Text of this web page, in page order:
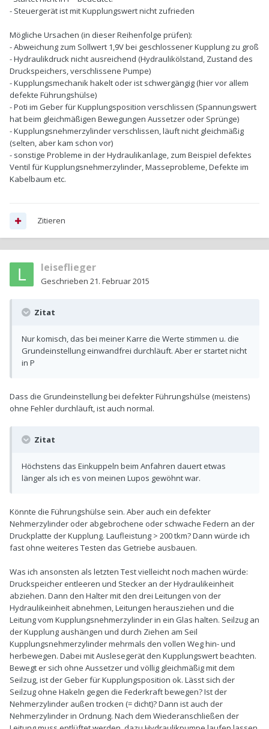
- Steuergerät ist mit Kupplungswert nicht zufrieden
Mögliche Ursachen (in dieser Reihenfolge prüfen):
- Abweichung zum Sollwert 1,9V bei geschlossener Kupplung zu groß
- Hydraulikdruck nicht ausreichend (Hydraulikölstand, Zustand des
Druckspeichers, verschlissene Pumpe)
- Kupplungsmechanik hakelt oder ist schwergängig (hier vor allem
defekte Führungshülse)
- Poti im Geber für Kupplungsposition verschlissen (Spannungswert
hat beim gleichmäßigen Bewegungen Aussetzer oder Sprünge)
- Kupplungsnehmerzylinder verschlissen, läuft nicht gleichmäßig
(selten, aber kam schon vor)
- sonstige Probleme in der Hydraulikanlage, zum Beispiel defektes
Ventil für Kupplungsnehmerzylinder, Masseprobleme, Defekte im
Kabelbaum etc.
Zitieren
leiseflieger
Geschrieben 21. Februar 2015
Zitat
Nur komisch, das bei meiner Karre die Werte stimmen u. die
Grundeinstellung einwandfrei durchläuft. Aber er startet nicht
in P
Dass die Grundeinstellung bei defekter Führungshülse (meistens)
ohne Fehler durchläuft, ist auch normal.
Zitat
Höchstens das Einkuppeln beim Anfahren dauert etwas
länger als ich es von meinen Lupos gewöhnt war.
Könnte die Führungshülse sein. Aber auch ein defekter
Nehmerzylinder oder abgebrochene oder schwache Federn an der
Druckplatte der Kupplung. Laufleistung > 200 tkm? Dann würde ich
fast ohne weiteres Testen das Getriebe ausbauen.
Was ich ansonsten als letzten Test vielleicht noch machen würde:
Druckspeicher entleeren und Stecker an der Hydraulikeinheit
abziehen. Dann den Halter mit den drei Leitungen von der
Hydraulikeinheit abnehmen, Leitungen herausziehen und die
Leitung vom Kupplungsnehmerzylinder in ein Glas halten. Seilzug an
der Kupplung aushängen und durch Ziehen am Seil
Kupplungsnehmerzylinder mehrmals den vollen Weg hin- und
herbewegen. Dabei mit Auslesegerät den Kupplungswert beachten.
Bewegt er sich ohne Aussetzer und völlig gleichmäßig mit dem
Seilzug, ist der Geber für Kupplungsposition ok. Lässt sich der
Seilzug ohne Hakeln gegen die Federkraft bewegen? Ist der
Nehmerzylinder außen trocken (= dicht)? Dann ist auch der
Nehmerzylinder in Ordnung. Nach dem Wiederanschließen der